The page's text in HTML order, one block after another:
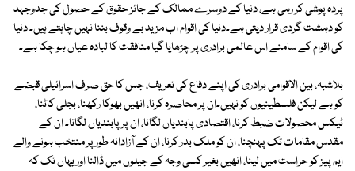
پردہ پوشی کر رہی ہے، دنیا کے دوسرے ممالک کے جائز حقوق کے حصول کی جدوجہد
کو دہشت گردی قرار دیتی ہے۔دنیا کی اقوام اب مزید بے وقوف بننا نہیں چاہتے ہیں۔ دنیا
کی اقوام کے سامنے اس عالمی برادری پر چڑھایا گیا منافقت کا لبادہ عیاں ہو چکا ہے۔
بلاشبہ، بین الاقوامی برادری کی اپنے دفاع کی تعریف، جس کا حق صرف اسرائیلی قبضے
کو ہے لیکن فلسطینیوں کو نہیں۔ان پر محاصرہ کرنا، انھیں بھوکا رکھنا، بجلی کاٹنا،
ٹیکس محصولات ضبط کرنا، اقتصادی پابندیاں لگانا، ان پر پابندیاں لگانا۔ ان کے
مقدس مقامات تک پہنچنا، ان کو ملک بدر کرنا، ان کے آزادانہ طور پر منتخب ہونے والے
ایم پیز کو حراست میں لینا، انھیں بغیر کسی وجہ کے جیلوں میں ڈالنا اور یہاں تک کہ